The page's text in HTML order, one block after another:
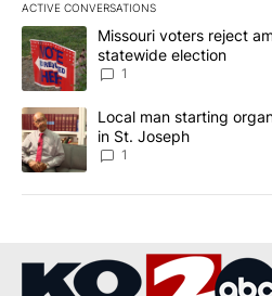
ACTIVE CONVERSATIONS
The following is a list of the most
A trending article titled "Missouri
Missouri voters reject
statewide election
1
A trending article titled "Local
Local man starting
in St. Joseph
1